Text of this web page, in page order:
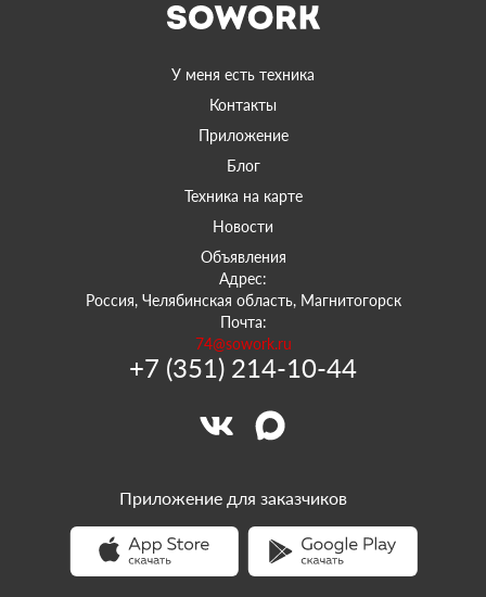
У меня есть техника
Контакты
Приложение
Блог
Техника на карте
Новости
Объявления
Адрес:
Россия, Челябинская область, Магнитогорск
Почта:
74@sowork.ru
+7 (351) 214-10-44
Приложение для заказчиков